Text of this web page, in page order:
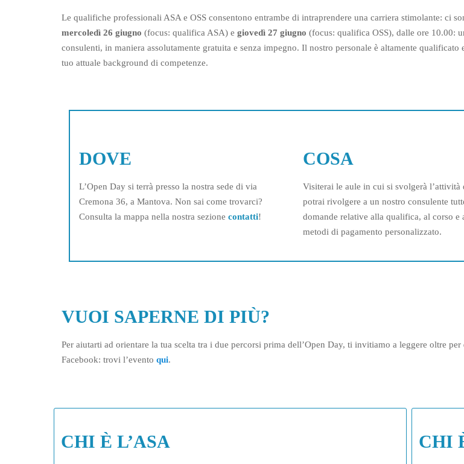
Le qualifiche professionali ASA e OSS consentono entrambe di intraprendere una carriera stimolante: ci
mercoledì 26 giugno (focus: qualifica ASA) e giovedì 27 giugno (focus: qualifica OSS), dalle ore 10.00:
consulenti, in maniera assolutamente gratuita e senza impegno. Il nostro personale è altamente
tuo attuale background di competenze.
DOVE
L’Open Day si terrà presso la nostra sede di via
Cremona 36, a Mantova. Non sai come trovarci?
Consulta la mappa nella nostra sezione contatti!
COSA
Visiterai le aule in cui si svolgerà l’attività
potrai rivolgere a un nostro consulente
domande relative alla qualifica, al corso e
metodi di pagamento personalizzato.
VUOI SAPERNE DI PIÙ?
Per aiutarti ad orientare la tua scelta tra i due percorsi prima dell’Open Day, ti invitiamo a leggere oltre
Facebook: trovi l’evento qui.
CHI È L’ASA CHI